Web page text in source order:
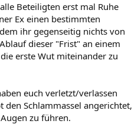
Beteiligten erst mal Ruhe
Ex einen bestimmten
ihr gegenseitig nichts von
dieser "Frist" an einem
erste Wut miteinander zu
euch verletzt/verlassen
den Schlammassel angerichtet,
zu führen.